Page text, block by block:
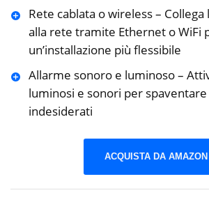
Rete cablata o wireless –
alla rete tramite Ethernet o WiFi
un’installazione più flessibile
Allarme sonoro e luminoso –
luminosi e sonori per
indesiderati
ACQUISTA DA AMAZON